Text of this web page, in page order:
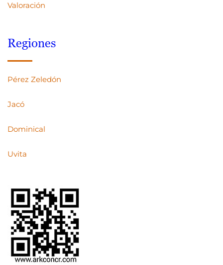
Valoración
Regiones
Pérez Zeledón
Jacó
Dominical
Uvita